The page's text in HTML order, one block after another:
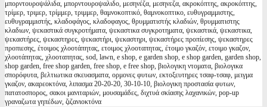
μπορντουροψάλιδα, μπορντουροψαλιδο, μεσηνέζα, μεσηνεζα, ακροκόπτης, ακροκόπτης,
τρίμερ, τριμερ, τρίμμερ, τριμμερ, θαμνοκοπτικό, θαμνοκοπτικο, ευθυγραμμιστης,
ευθυγραμμιστής, κλαδοφάγος, κλαδοφαγος, θρυμματιστής κλαδιών, θρυμματιστης
κλαδιων, ψεκαστικά συγκροτήματα, ψεκαστικα συγκροτηματα, ψεκαστικά, ψεκαστικα,
ψεκαστήρες, ψεκαστηρες, ψεκαστήρι, ψεκαστηρι, ψεκαστήρες προπίεσης, ψεκαστηρες
προπιεσης, έτοιμος χλοοτάπητας, ετοιμος χλοοταπητας, έτοιμο γκαζόν, ετοιμο γκαζον,
χλοοτάπητας, χλοοταπητας, sod, lawn, e shop, e garden shop, e shop garden, garden shop,
shop garden, free shop garden, free shop, e free shop, βιολογικη ντοματα, βιολογικα
σπορόφυτα, βελτιωτικα σκευασματα, ορμονες φυτων, εκτοξευτηρες τσαφ-τσαφ, μειγμα
γκαζον, ακαρεοκτόνα, λιπασμα 20-20-20, 30-10-10, βιολογικη προστασία φυτων,
πατατοσπορος, σακοι μανιταριών, μουσαμάδες, διχτυά σκίασης λαχανικών, pop-up
γραναζωτα γηπέδων, ζιζανιοκτόνα